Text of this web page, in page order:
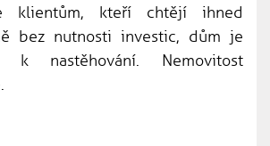
klientům, kteří chtějí ihned
bez nutnosti investic, dům je
nastěhování. Nemovitost